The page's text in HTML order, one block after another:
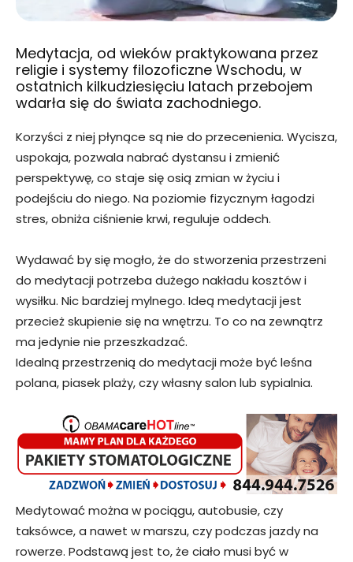
Medytacja, od wieków praktykowana przez
religie i systemy filozoficzne Wschodu, w
ostatnich kilkudziesięciu latach przebojem
wdarła się do świata zachodniego.
Korzyści z niej płynące są nie do przecenienia. Wycisza,
uspokaja, pozwala nabrać dystansu i zmienić
perspektywę, co staje się osią zmian w życiu i
podejściu do niego. Na poziomie fizycznym łagodzi
stres, obniża ciśnienie krwi, reguluje oddech.
Wydawać by się mogło, że do stworzenia przestrzeni
do medytacji potrzeba dużego nakładu kosztów i
wysiłku. Nic bardziej mylnego. Ideą medytacji jest
przecież skupienie się na wnętrzu. To co na zewnątrz
ma jedynie nie przeszkadzać.
Idealną przestrzenią do medytacji może być leśna
polana, piasek plaży, czy własny salon lub sypialnia.
Medytować można w pociągu, autobusie, czy
taksówce, a nawet w marszu, czy podczas jazdy na
rowerze. Podstawą jest to, że ciało musi być w